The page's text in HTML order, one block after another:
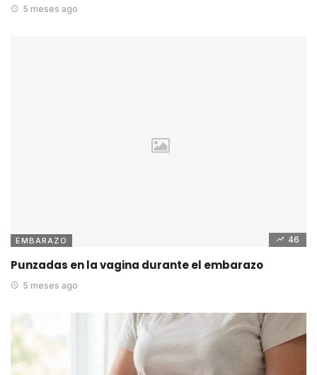
5 meses ago
EMBARAZO 46
Punzadas en la vagina durante el embarazo
5 meses ago